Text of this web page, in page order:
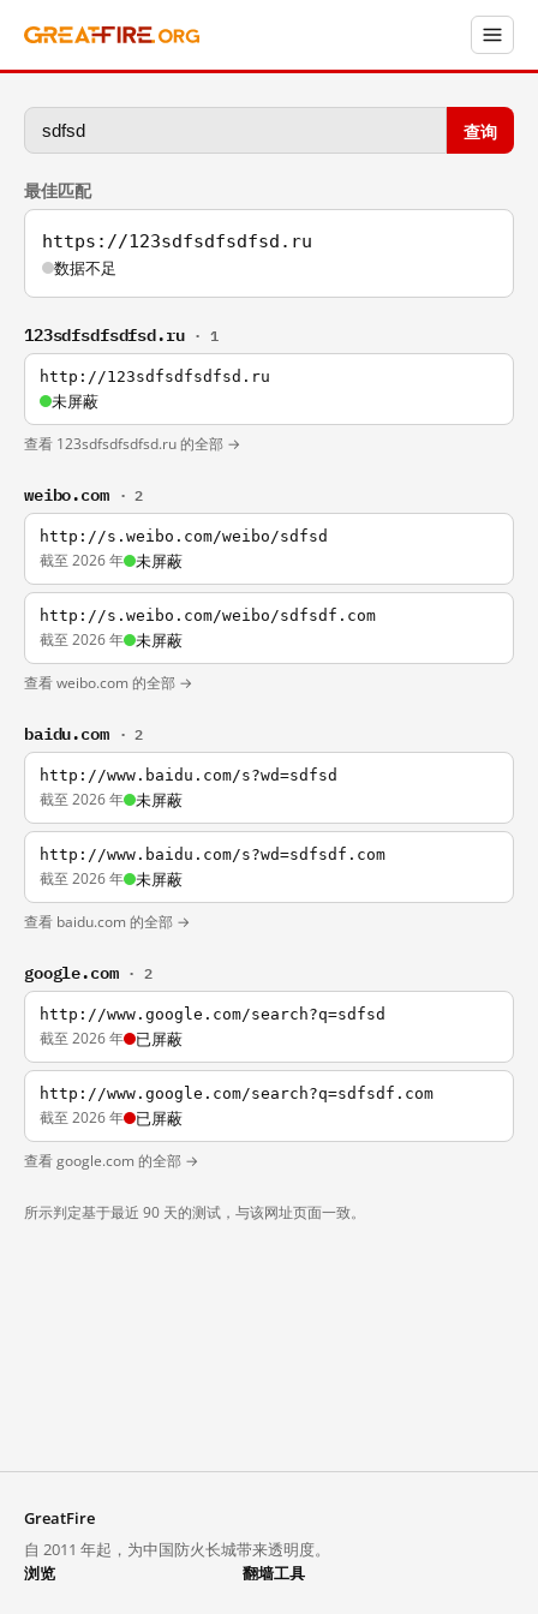
查询
最佳匹配
https://123sdfsdfsdfsd.ru
数据不足
123sdfsdfsdfsd.ru · 1
http://123sdfsdfsdfsd.ru
未屏蔽
查看 123sdfsdfsdfsd.ru 的全部 →
weibo.com · 2
http://s.weibo.com/weibo/sdfsd
截至 2026 年 未屏蔽
http://s.weibo.com/weibo/sdfsdf.com
截至 2026 年 未屏蔽
查看 weibo.com 的全部 →
baidu.com · 2
http://www.baidu.com/s?wd=sdfsd
截至 2026 年 未屏蔽
http://www.baidu.com/s?wd=sdfsdf.com
截至 2026 年 未屏蔽
查看 baidu.com 的全部 →
google.com · 2
http://www.google.com/search?q=sdfsd
截至 2026 年 已屏蔽
http://www.google.com/search?q=sdfsdf.com
截至 2026 年 已屏蔽
查看 google.com 的全部 →
所示判定基于最近 90 天的测试，与该网址页面一致。
GreatFire
自 2011 年起，为中国防火长城带来透明度。
浏览
翻墙工具